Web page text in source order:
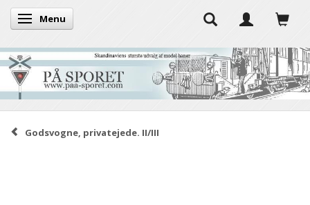
Skifte navigation
Menu
Godsvogne, privatejede. II/III